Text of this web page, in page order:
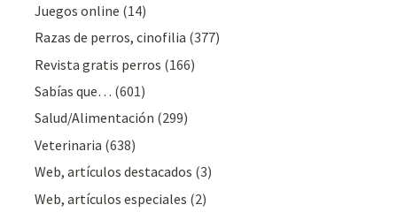
Juegos online (14)
Razas de perros, cinofilia (377)
Revista gratis perros (166)
Sabías que… (601)
Salud/Alimentación (299)
Veterinaria (638)
Web, artículos destacados (3)
Web, artículos especiales (2)